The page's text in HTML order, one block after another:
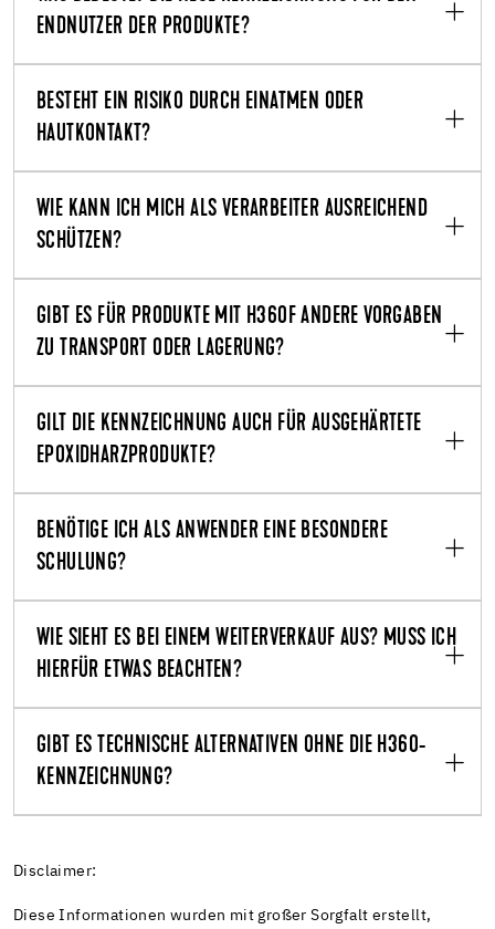
ENDNUTZER DER PRODUKTE?
BESTEHT EIN RISIKO DURCH EINATMEN ODER
HAUTKONTAKT?
WIE KANN ICH MICH ALS VERARBEITER AUSREICHEND
SCHÜTZEN?
GIBT ES FÜR PRODUKTE MIT H360F ANDERE VORGABEN
ZU TRANSPORT ODER LAGERUNG?
GILT DIE KENNZEICHNUNG AUCH FÜR AUSGEHÄRTETE
EPOXIDHARZPRODUKTE?
BENÖTIGE ICH ALS ANWENDER EINE BESONDERE
SCHULUNG?
WIE SIEHT ES BEI EINEM WEITERVERKAUF AUS? MUSS ICH
HIERFÜR ETWAS BEACHTEN?
GIBT ES TECHNISCHE ALTERNATIVEN OHNE DIE H360-
KENNZEICHNUNG?
Disclaimer:
Diese Informationen wurden mit großer Sorgfalt erstellt,